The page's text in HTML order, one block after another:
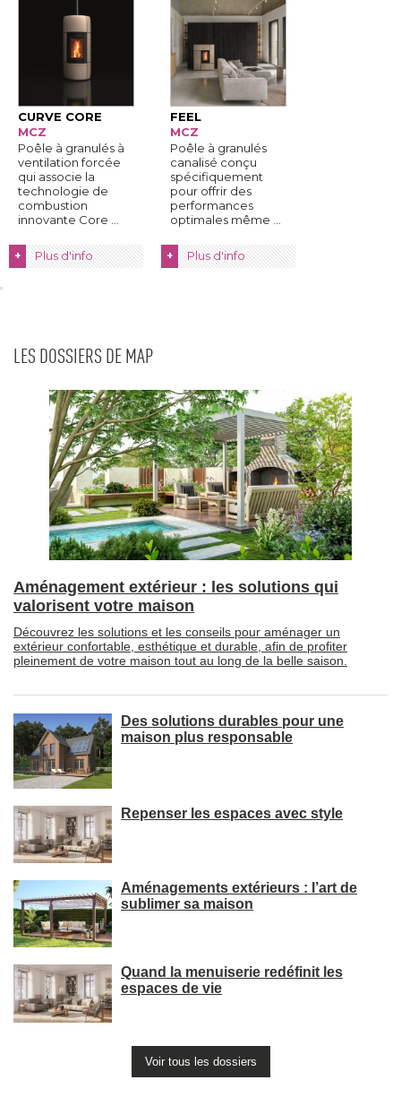
CURVE CORE
MCZ
Poêle à granulés à
ventilation forcée
qui associe la
technologie de
combustion
innovante Core ...
+ Plus d'info
FEEL
MCZ
Poêle à granulés
canalisé conçu
spécifiquement
pour offrir des
performances
optimales même ...
+ Plus d'info
LES DOSSIERS DE MAP
Aménagement extérieur : les solutions qui
valorisent votre maison
Découvrez les solutions et les conseils pour aménager un
extérieur confortable, esthétique et durable, afin de profiter
pleinement de votre maison tout au long de la belle saison.
Des solutions durables pour une
maison plus responsable
Repenser les espaces avec style
Aménagements extérieurs : l’art de
sublimer sa maison
Quand la menuiserie redéfinit les
espaces de vie
Voir tous les dossiers